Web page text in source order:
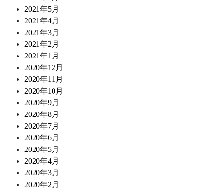
2021年5月
2021年4月
2021年3月
2021年2月
2021年1月
2020年12月
2020年11月
2020年10月
2020年9月
2020年8月
2020年7月
2020年6月
2020年5月
2020年4月
2020年3月
2020年2月